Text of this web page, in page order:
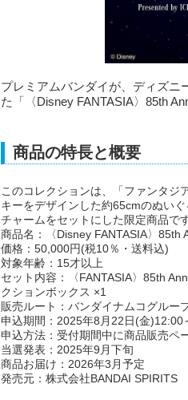
プレミアムバンダイが、ディズニ
た「〈Disney FANTASIA〉85th
商品の特長と概要
このコレクションは、「ファンタジ
キーをデザインした約65cmのぬい
チャームをセットにした限定商品で
商品名：〈Disney FANTASIA〉85th
価格：50,000円(税10％・送料込)
対象年齢：15才以上
セット内容：〈FANTASIA〉85th
クションボックス ×1
販売ルート：バンダイナムコグルー
申込期間：2025年8月22日(金)12:00
申込方法：受付期間中に商品販売ペ
当選発表：2025年9月下旬
商品お届け：2026年3月予定
発売元：株式会社BANDAI SPIRITS